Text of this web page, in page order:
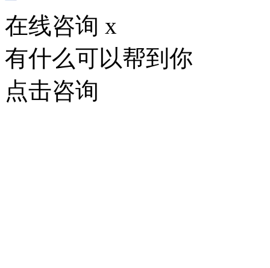
在线咨询 x
有什么可以帮到你
点击咨询